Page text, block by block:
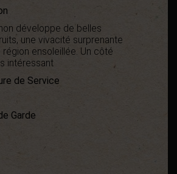
développe de belles
une vivacité surprenante
région ensoleillée. Un côté
intéressant
de Service
Garde